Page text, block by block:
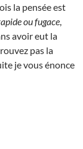
la pensée est
ou fugace
avoir eut la
pas la
je vous énonce